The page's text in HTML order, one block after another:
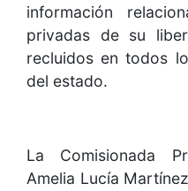
información
privadas de su
recluidos en todos
del estado.
La Comisionada
Amelia Lucía